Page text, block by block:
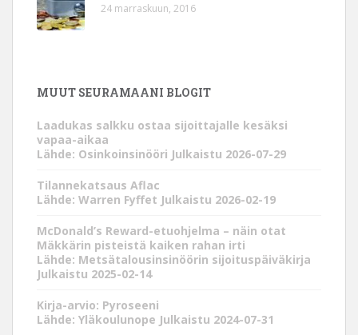
24 marraskuun, 2016
MUUT SEURAMAANI BLOGIT
Laadukas salkku ostaa sijoittajalle kesäksi
vapaa-aikaa
Lähde: Osinkoinsinööri Julkaistu 2026-07-29
Tilannekatsaus Aflac
Lähde: Warren Fyffet Julkaistu 2026-02-19
McDonald’s Reward-etuohjelma – näin otat
Mäkkärin pisteistä kaiken rahan irti
Lähde: Metsätalousinsinöörin sijoituspäiväkirja
Julkaistu 2025-02-14
Kirja-arvio: Pyroseeni
Lähde: Yläkoulunope Julkaistu 2024-07-31